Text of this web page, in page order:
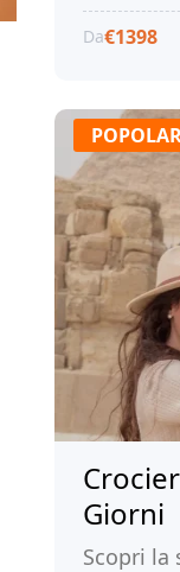
Da€1398
Giorni
Scopri la